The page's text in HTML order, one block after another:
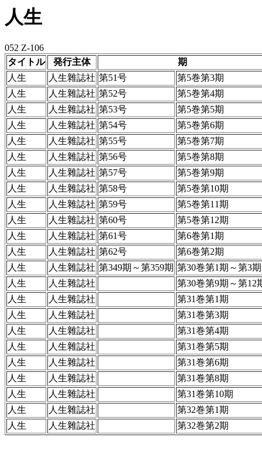
人生
052 Z-106
タイトル
発行主体
期
人生
人生雜誌社 第51号
第5巻第3期
人生
人生雜誌社 第52号
第5巻第4期
人生
人生雜誌社 第53号
第5巻第5期
人生
人生雜誌社 第54号
第5巻第6期
人生
人生雜誌社 第55号
第5巻第7期
人生
人生雜誌社 第56号
第5巻第8期
人生
人生雜誌社 第57号
第5巻第9期
人生
人生雜誌社 第58号
第5巻第10期
人生
人生雜誌社 第59号
第5巻第11期
人生
人生雜誌社 第60号
第5巻第12期
人生
人生雜誌社 第61号
第6巻第1期
人生
人生雜誌社 第62号
第6巻第2期
人生
人生雜誌社 第349期～第359期 第30巻第1期～第3期
人生
人生雜誌社
第30巻第9期～第12
人生
人生雜誌社
第31巻第1期
人生
人生雜誌社
第31巻第3期
人生
人生雜誌社
第31巻第4期
人生
人生雜誌社
第31巻第5期
人生
人生雜誌社
第31巻第6期
人生
人生雜誌社
第31巻第8期
人生
人生雜誌社
第31巻第10期
人生
人生雜誌社
第32巻第1期
人生
人生雜誌社 第32巻第2期